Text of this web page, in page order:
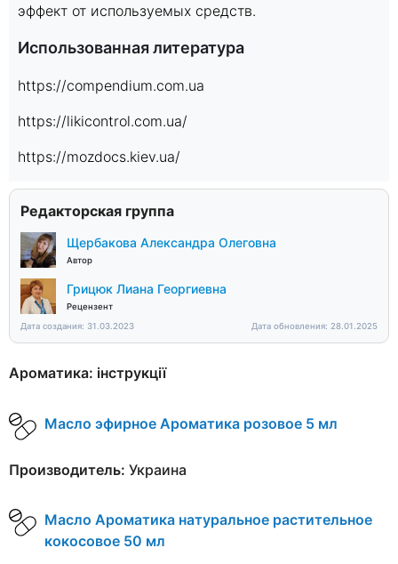
эффект от используемых средств.
Использованная литература
https://compendium.com.ua
https://likicontrol.com.ua/
https://mozdocs.kiev.ua/
Редакторская группа
Щербакова Александра Олеговна
Автор
Грицюк Лиана Георгиевна
Рецензент
Дата создания: 31.03.2023
Дата обновления: 28.01.2025
Ароматика: інструкції
Масло эфирное Ароматика розовое 5 мл
Производитель: Украина
Масло Ароматика натуральное растительное
кокосовое 50 мл